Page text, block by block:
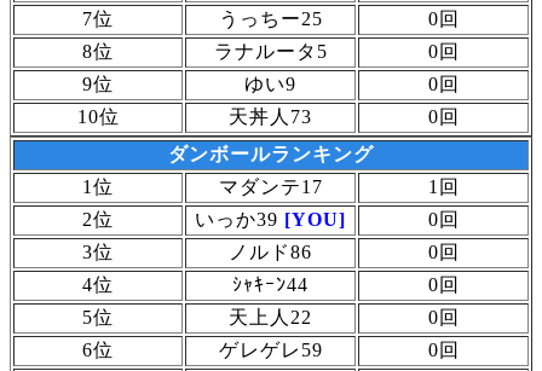
7位
うっちー25
0回
8位
ラナルータ5
0回
9位
ゆい9
0回
10位
天丼人73
0回
ダンボールランキング
1位
マダンテ17
1回
2位
いっか39 [YOU]
0回
3位
ノルド86
0回
4位
ｼｬｷｰﾝ44
0回
5位
天上人22
0回
6位
ゲレゲレ59
0回